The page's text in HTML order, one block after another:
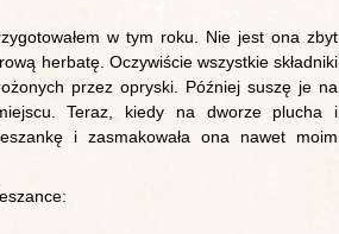
w tym roku. Nie jest ona zbyt
herbatę. Oczywiście wszystkie składniki
przez opryski. Później suszę je na
Teraz, kiedy na dworze plucha i
i zasmakowała ona nawet moim